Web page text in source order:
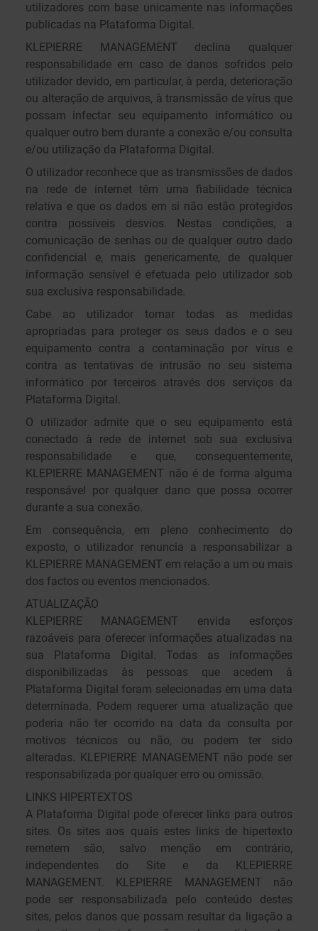
utilizadores com base unicamente nas informações
publicadas na Plataforma Digital.
KLEPIERRE MANAGEMENT declina qualquer
responsabilidade em caso de danos sofridos pelo
utilizador devido, em particular, à perda, deterioração
ou alteração de arquivos, à transmissão de vírus que
possam infectar seu equipamento informático ou
qualquer outro bem durante a conexão e/ou consulta
e/ou utilização da Plataforma Digital.
O utilizador reconhece que as transmissões de dados
na rede de internet têm uma fiabilidade técnica
relativa e que os dados em si não estão protegidos
contra possíveis desvios. Nestas condições, a
comunicação de senhas ou de qualquer outro dado
confidencial e, mais genericamente, de qualquer
informação sensível é efetuada pelo utilizador sob
sua exclusiva responsabilidade.
Cabe ao utilizador tomar todas as medidas
apropriadas para proteger os seus dados e o seu
equipamento contra a contaminação por vírus e
contra as tentativas de intrusão no seu sistema
informático por terceiros através dos serviços da
Plataforma Digital.
O utilizador admite que o seu equipamento está
conectado à rede de internet sob sua exclusiva
responsabilidade e que, consequentemente,
KLEPIERRE MANAGEMENT não é de forma alguma
responsável por qualquer dano que possa ocorrer
durante a sua conexão.
Em consequência, em pleno conhecimento do
exposto, o utilizador renuncia a responsabilizar a
KLEPIERRE MANAGEMENT em relação a um ou mais
dos factos ou eventos mencionados.
ATUALIZAÇÃO
KLEPIERRE MANAGEMENT envida esforços
razoáveis para oferecer informações atualizadas na
sua Plataforma Digital. Todas as informações
disponibilizadas às pessoas que acedem à
Plataforma Digital foram selecionadas em uma data
determinada. Podem requerer uma atualização que
poderia não ter ocorrido na data da consulta por
motivos técnicos ou não, ou podem ter sido
alteradas. KLEPIERRE MANAGEMENT não pode ser
responsabilizada por qualquer erro ou omissão.
LINKS HIPERTEXTOS
A Plataforma Digital pode oferecer links para outros
sites. Os sites aos quais estes links de hipertexto
remetem são, salvo menção em contrário,
independentes do Site e da KLEPIERRE
MANAGEMENT. KLEPIERRE MANAGEMENT não
pode ser responsabilizada pelo conteúdo destes
sites, pelos danos que possam resultar da ligação a